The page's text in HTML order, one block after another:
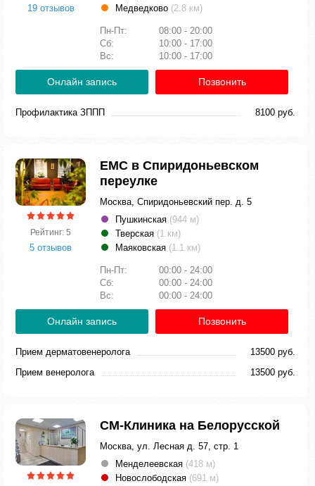
19 отзывов
Медведково (2.8 км)
Пн-Пт:
08:00 - 20:00
Сб:
10:00 - 17:00
Вс:
10:00 - 17:00
Онлайн запись Позвонить
Профилактика ЗППП 8100 руб.
Рейтинг: 5
5 отзывов
ЕМС в Спиридоньевском
переулке
Москва, Спиридоньевский пер. д. 5
Пушкинская (944 м)
Тверская (1 км)
Маяковская (1.1 км)
Пн-Пт:
00:00 - 24:00
Сб:
00:00 - 24:00
Вс:
00:00 - 24:00
Онлайн запись Позвонить
Прием дерматовенеролога
13500 руб.
Прием венеролога
13500 руб.
СМ-Клиника на Белорусской
Москва, ул. Лесная д. 57, стр. 1
Менделеевская (418 м)
Новослободская (691 м)